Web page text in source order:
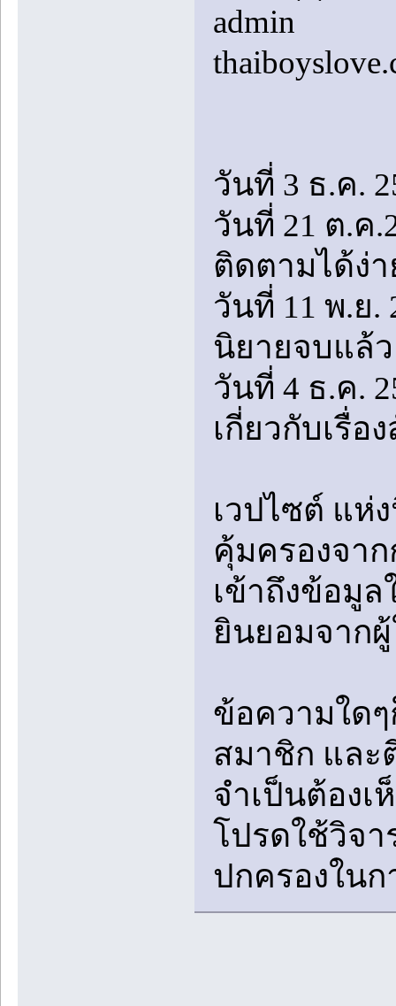
admin
วันที่ 3 ธ.ค.
วันที่ 21 ต.ค
ติดตามได้ง่
วันที่ 11 พ.ย.
นิยายจบแล้ว
วันที่ 4 ธ.ค.
เกี่ยวกับเรื่อ
เวปไซต์ แห่
คุ้มครองจา
เข้าถึงข้อมู
ยินยอมจาก
ข้อความใด
สมาชิก และ
จำเป็นต้อง
โปรดใช้วิจ
ปกครองใน